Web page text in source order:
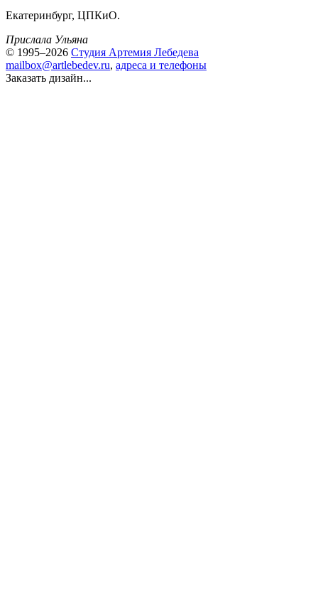
Екатеринбург, ЦПКиО.
Прислала Ульяна
© 1995–2026 Студия Артемия Лебедева
mailbox@artlebedev.ru, адреса и телефоны
Заказать дизайн...